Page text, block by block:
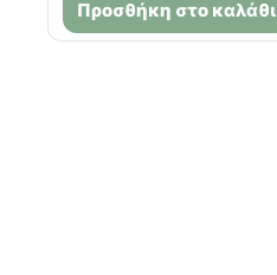
Προσθήκη στο καλάθι